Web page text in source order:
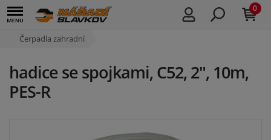
0
Čerpadla zahradní
hadice se spojkami, C52, 2", 10m,
PES-R